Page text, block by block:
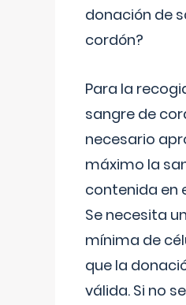
donación de
cordón?
Para la
sangre de
necesario
máximo la
contenida en
Se necesita
mínima de
que la
válida. Si no